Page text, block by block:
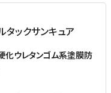
タックサンキュア
化ウレタンゴム系塗膜防